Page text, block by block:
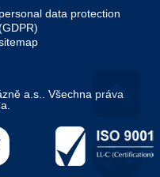
personal data protection
a.s.. Všechna práva
Go